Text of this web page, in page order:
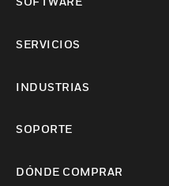
SERVICIOS
INDUSTRIAS
SOPORTE
DÓNDE COMPRAR